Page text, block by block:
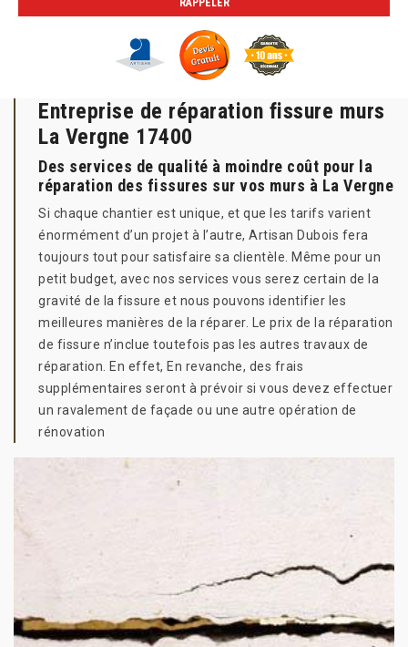
Entreprise de réparation fissure murs
La Vergne 17400
Des services de qualité à moindre coût pour la
réparation des fissures sur vos murs à La Vergne
Si chaque chantier est unique, et que les tarifs varient
énormément d’un projet à l’autre, Artisan Dubois fera
toujours tout pour satisfaire sa clientèle. Même pour un
petit budget, avec nos services vous serez certain de la
gravité de la fissure et nous pouvons identifier les
meilleures manières de la réparer. Le prix de la réparation
de fissure n’inclue toutefois pas les autres travaux de
réparation. En effet, En revanche, des frais
supplémentaires seront à prévoir si vous devez effectuer
un ravalement de façade ou une autre opération de
rénovation